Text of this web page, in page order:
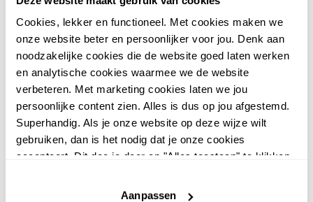
Cookies, lekker en functioneel. Met cookies maken we
onze website beter en persoonlijker voor jou. Denk aan
noodzakelijke cookies die de website goed laten werken
en analytische cookies waarmee we de website
verbeteren. Met marketing cookies laten we jou
persoonlijke content zien. Alles is dus op jou afgestemd.
Superhandig. Als je onze website op deze wijze wilt
gebruiken, dan is het nodig dat je onze cookies
accepteert. Dit doe je door op "Alles toestaan" te klikken.
website niet optimaal functioneert.
Aanpassen